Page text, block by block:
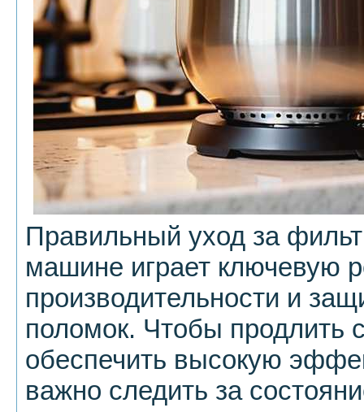
Правильный уход за
машине играет ключевую
производительности и
поломок. Чтобы продлить
обеспечить высокую
важно следить за